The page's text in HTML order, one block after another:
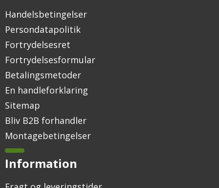
Handelsbetingelser
Persondatapolitik
Fortrydelsesret
Fortrydelsesformular
Betalingsmetoder
En handleforklaring
Sitemap
Bliv B2B forhandler
Montagebetingelser
Information